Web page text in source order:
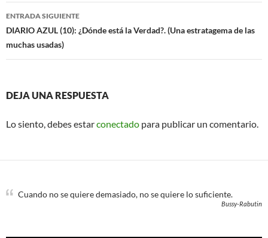
entradas
ENTRADA SIGUIENTE
DIARIO AZUL (10): ¿Dónde está la Verdad?. (Una estratagema de las
muchas usadas)
DEJA UNA RESPUESTA
Lo siento, debes estarconectado para publicar un comentario.
Cuando no se quiere demasiado, no se quiere lo suficiente.
Bussy-Rabutin